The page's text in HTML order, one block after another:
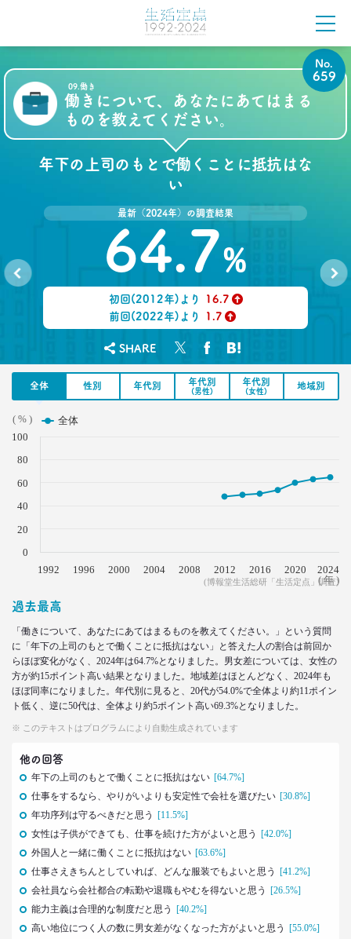
–日経クロストレンド 連載㉕–
夏山 明美
2022.03.23
愛される「40代おじさん」の分岐点
弘中綾香アナに学ぶ
生活総研 上席研究員/コピーライター
前沢 裕文
40代おじさんでもすぐ書ける
“モテリプ”の三原則とは？
–日経クロストレンド 連載㉓–
生活総研 上席研究員/コピーライター
おじさんの“発言”が嫌われるワケ
–日経クロストレンド 連載㉒–
生活総研 上席研究員/コピーライター
2021.12.14
犬派と猫派を49項目で徹底分析！
性格、価値観、消費行動に大差
前沢 裕文
2021.11.29
40代おじさんの人生は最低の50点台
救いの言葉を住職に求めた
生活総研 上席研究員/コピーライター
2021.11.25
幸福度は最下位 50代男性を襲う
「定年前の3つのブルー」
–日経クロストレンド 連載⑱–
生活総研 上席研究員
40代おじさんに共感？
奥田民生も自信がなくてビビり!?
09.働き
働きについて、あなたにあてはまる
ものを教えてください。
No.
659
年下の上司のもとで働くことに抵抗はな
い
最新（2024年）の調査結果
64.7%
初回(2012年)より
16.7
前回(2022年)より
1.7
SHARE
全体 性別 年代別 年代別
(男性)
年代別
(女性)
地域別
( 年 )
( % )
(博報堂生活総研「生活定点」調査)
全体
1992 1996 2000 2004 2008 2012 2016 2020 2024
0
20
40
60
80
100
過去最高
「働きについて、あなたにあてはまるものを教えてください。」という質問
に「年下の上司のもとで働くことに抵抗はない」と答えた人の割合は前回か
らほぼ変化がなく、2024年は64.7%となりました。男女差については、女性の
方が約15ポイント高い結果となりました。地域差はほとんどなく、2024年も
ほぼ同率になりました。年代別に見ると、20代が54.0%で全体より約11ポイン
ト低く、逆に50代は、全体より約5ポイント高い69.3%となりました。
※ このテキストはプログラムにより自動生成されています
他の回答
年下の上司のもとで働くことに抵抗はない [64.7%]
仕事をするなら、やりがいよりも安定性で会社を選びたい [30.8%]
年功序列は守るべきだと思う
[11.5%]
女性は子供ができても、仕事を続けた方がよいと思う
[42.0%]
外国人と一緒に働くことに抵抗はない [63.6%]
仕事さえきちんとしていれば、どんな服装でもよいと思う
[41.2%]
会社員なら会社都合の転勤や退職もやむを得ないと思う
[26.5%]
能力主義は合理的な制度だと思う
[40.2%]
高い地位につく人の数に男女差がなくなった方がよいと思う
[55.0%]